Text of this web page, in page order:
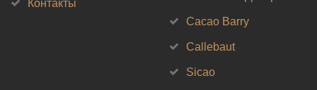
Контакты
Cacao Barry
Callebaut
Sicao